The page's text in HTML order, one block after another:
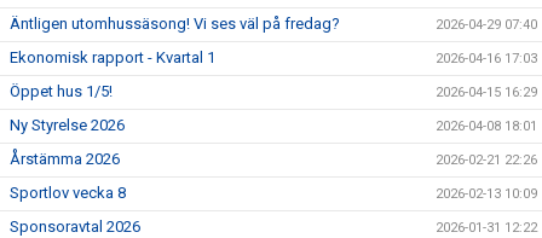
Äntligen utomhussäsong! Vi ses väl på fredag? 2026-04-29 07:40
Ekonomisk rapport - Kvartal 1 2026-04-16 17:03
Öppet hus 1/5! 2026-04-15 16:29
Ny Styrelse 2026 2026-04-08 18:01
Årstämma 2026 2026-02-21 22:26
Sportlov vecka 8 2026-02-13 10:09
Sponsoravtal 2026 2026-01-31 12:22